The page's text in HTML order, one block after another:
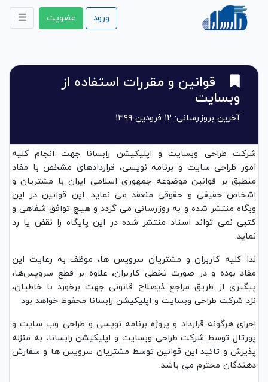
ورود عضویت
قوانین و مقررات استفاده از
وبسایت
آخرین بروزرسانی: ۱۲ فرودین ۱۳۹۹
شرکت طراحی وبسایت و اپلیکیشن رابسانا جهت انجام کلیه
امور طراحی سایت و برنامه نویسی، قراردادهای مشخص با مفاد
منطبق بر قوانین موضوعه جمهوری اسلامی ایران با مشتریان و
اشخاص حقیقی و حقوقی منعقد می نماید. این قوانین در این
وبگاه منتشر شده و به روزرسانی می گردد و هیچ توافق شفاهی و
کتبی نمی تواند اسناد منتشر شده در این پایگاه را نقض یا رد
نماید.
لذا کلیه کاربران و مشتریان سرویس ها، موظف به رعایت این
مفاد بوده و در صورت تخطی کاربران، علاوه بر قطع سرویس‌ها،
پیگیری از طریق مراجع ذیصلاح قانونی جهت برخورد با خاطیان،
نزد شرکت طراحی وبسایت و اپلیکیشن رابسانا محفوظ خواهد بود.
اجرای هرگونه قرارداد و پروژه برنامه نویسی و طراحی وب سایت و
پورتال توسط شرکت طراحی وبسایت و اپلیکیشن رابسانا، به منزله
پذیرش و تائید این قوانین توسط مشتریان سرویس ها و سفارش
دهندگان محترم می باشد.